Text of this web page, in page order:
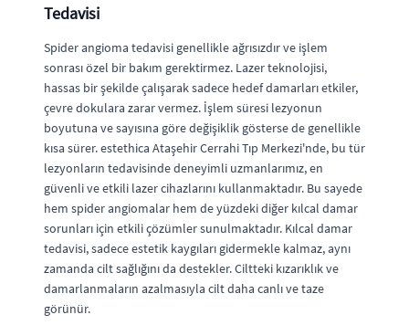
Tedavisi
Spider angioma tedavisi genellikle ağrısızdır ve işlem
sonrası özel bir bakım gerektirmez. Lazer teknolojisi,
hassas bir şekilde çalışarak sadece hedef damarları etkiler,
çevre dokulara zarar vermez. İşlem süresi lezyonun
boyutuna ve sayısına göre değişiklik gösterse de genellikle
kısa sürer. estethica Ataşehir Cerrahi Tıp Merkezi'nde, bu tür
lezyonların tedavisinde deneyimli uzmanlarımız, en
güvenli ve etkili lazer cihazlarını kullanmaktadır. Bu sayede
hem spider angiomalar hem de yüzdeki diğer kılcal damar
sorunları için etkili çözümler sunulmaktadır. Kılcal damar
tedavisi, sadece estetik kaygıları gidermekle kalmaz, aynı
zamanda cilt sağlığını da destekler. Ciltteki kızarıklık ve
damarlanmaların azalmasıyla cilt daha canlı ve taze
görünür.